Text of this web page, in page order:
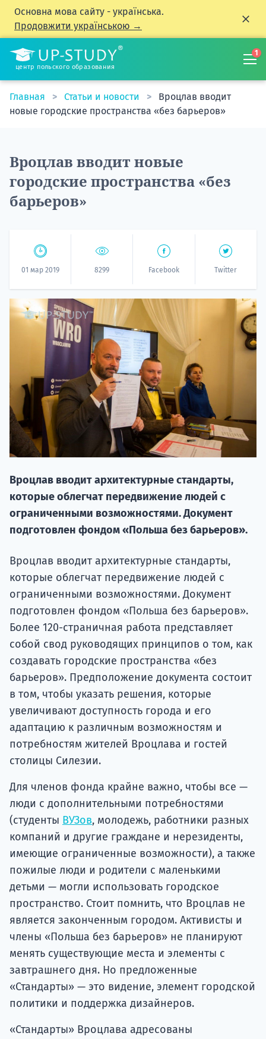
Основна мова сайту - українська.
Продовжити українською →
центр польского образования
1
Главная Статьи и новости
Вроцлав вводит
новые городские пространства «без барьеров»
Вроцлав вводит новые
городские пространства «без
барьеров»
01 мар 2019 8299 Facebook Twitter
Вроцлав вводит архитектурные стандарты,
которые облегчат передвижение людей с
ограниченными возможностями. Документ
подготовлен фондом «Польша без барьеров».
Вроцлав вводит архитектурные стандарты,
которые облегчат передвижение людей с
ограниченными возможностями. Документ
подготовлен фондом «Польша без барьеров».
Более 120-страничная работа представляет
собой свод руководящих принципов о том, как
создавать городские пространства «без
барьеров». Предположение документа состоит
в том, чтобы указать решения, которые
увеличивают доступность города и его
адаптацию к различным возможностям и
потребностям жителей Вроцлава и гостей
столицы Силезии.
Для членов фонда крайне важно, чтобы все —
люди с дополнительными потребностями
(студенты ВУЗов, молодежь, работники разных
компаний и другие граждане и нерезиденты,
имеющие ограниченные возможности), а также
пожилые люди и родители с маленькими
детьми — могли использовать городское
пространство. Стоит помнить, что Вроцлав не
является законченным городом. Активисты и
члены «Польша без барьеров» не планируют
менять существующие места и элементы с
завтрашнего дня. Но предложенные
«Стандарты» — это видение, элемент городской
политики и поддержка дизайнеров.
«Стандарты» Вроцлава адресованы